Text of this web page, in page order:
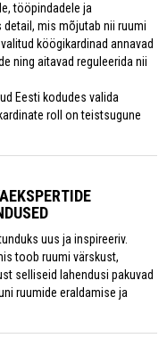
tööpindadele ja
mis mõjutab nii ruumi
köögikardinad annavad
ning aitavad reguleerida nii
Eesti kodudes valida
roll on teistsugune
uus ja inspireeriv.
toob ruumi värskust,
selliseid lahendusi pakuvad
ruumide eraldamise ja